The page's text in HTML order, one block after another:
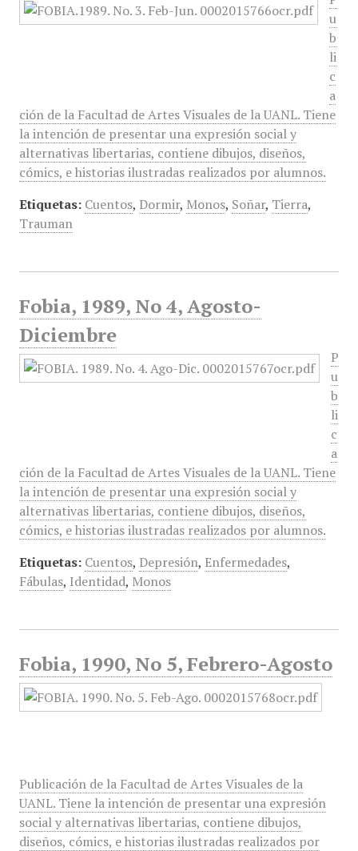
u
b
li
c
a
ción de la Facultad de Artes Visuales de la UANL. Tiene
la intención de presentar una expresión social y
alternativas libertarias, contiene dibujos, diseños,
cómics, e historias ilustradas realizados por alumnos.
Etiquetas: Cuentos, Dormir, Monos, Soñar, Tierra,
Trauman
Fobia, 1989, No 4, Agosto-
Diciembre
P
u
b
li
c
a
ción de la Facultad de Artes Visuales de la UANL. Tiene
la intención de presentar una expresión social y
alternativas libertarias, contiene dibujos, diseños,
cómics, e historias ilustradas realizados por alumnos.
Etiquetas: Cuentos, Depresión, Enfermedades,
Fábulas, Identidad, Monos
Fobia, 1990, No 5, Febrero-Agosto
Publicación de la Facultad de Artes Visuales de la
UANL. Tiene la intención de presentar una expresión
social y alternativas libertarias, contiene dibujos,
diseños, cómics, e historias ilustradas realizados por